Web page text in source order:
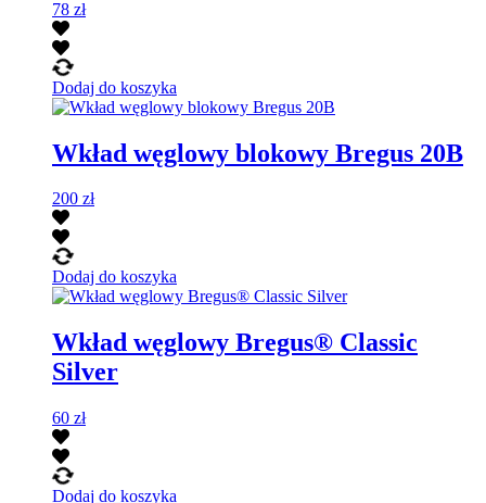
78 zł
Dodaj do koszyka
Wkład węglowy blokowy Bregus 20B
200 zł
Dodaj do koszyka
Wkład węglowy Bregus® Classic
Silver
60 zł
Dodaj do koszyka